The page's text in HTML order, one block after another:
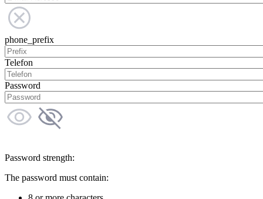
phone_prefix
Telefon
Password
Password strength:
The password must contain: